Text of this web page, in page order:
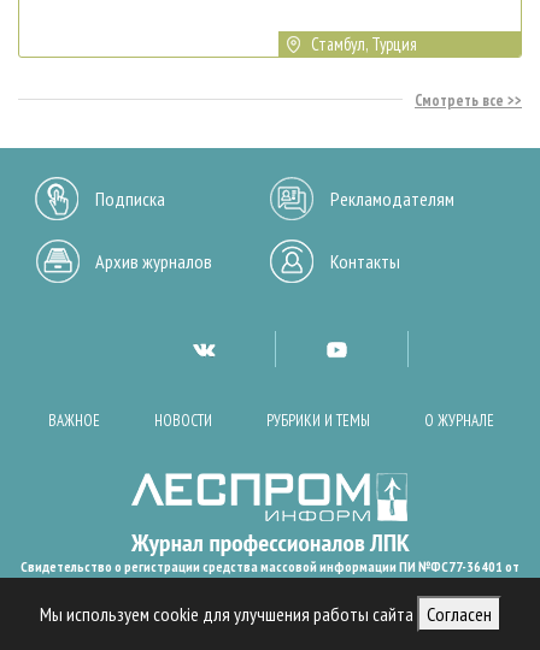
Мы используем cookie для улучшения работы сайта Согласен
Стамбул, Турция
Смотреть все
Подписка Рекламодателям
Архив журналов Контакты
ВАЖНОЕ НОВОСТИ РУБРИКИ И ТЕМЫ О ЖУРНАЛЕ
Свидетельство о регистрации средства массовой информации ПИ №ФС77-36401 от
Леспроминформ. 2002 - 2022